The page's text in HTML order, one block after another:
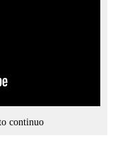
continuo